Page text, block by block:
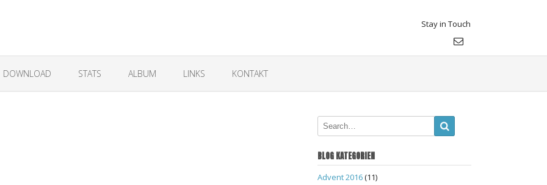
Stay in Touch
DOWNLOAD STATS ALBUM LINKS KONTAKT
BLOG KATEGORIEN
Advent 2016(11)